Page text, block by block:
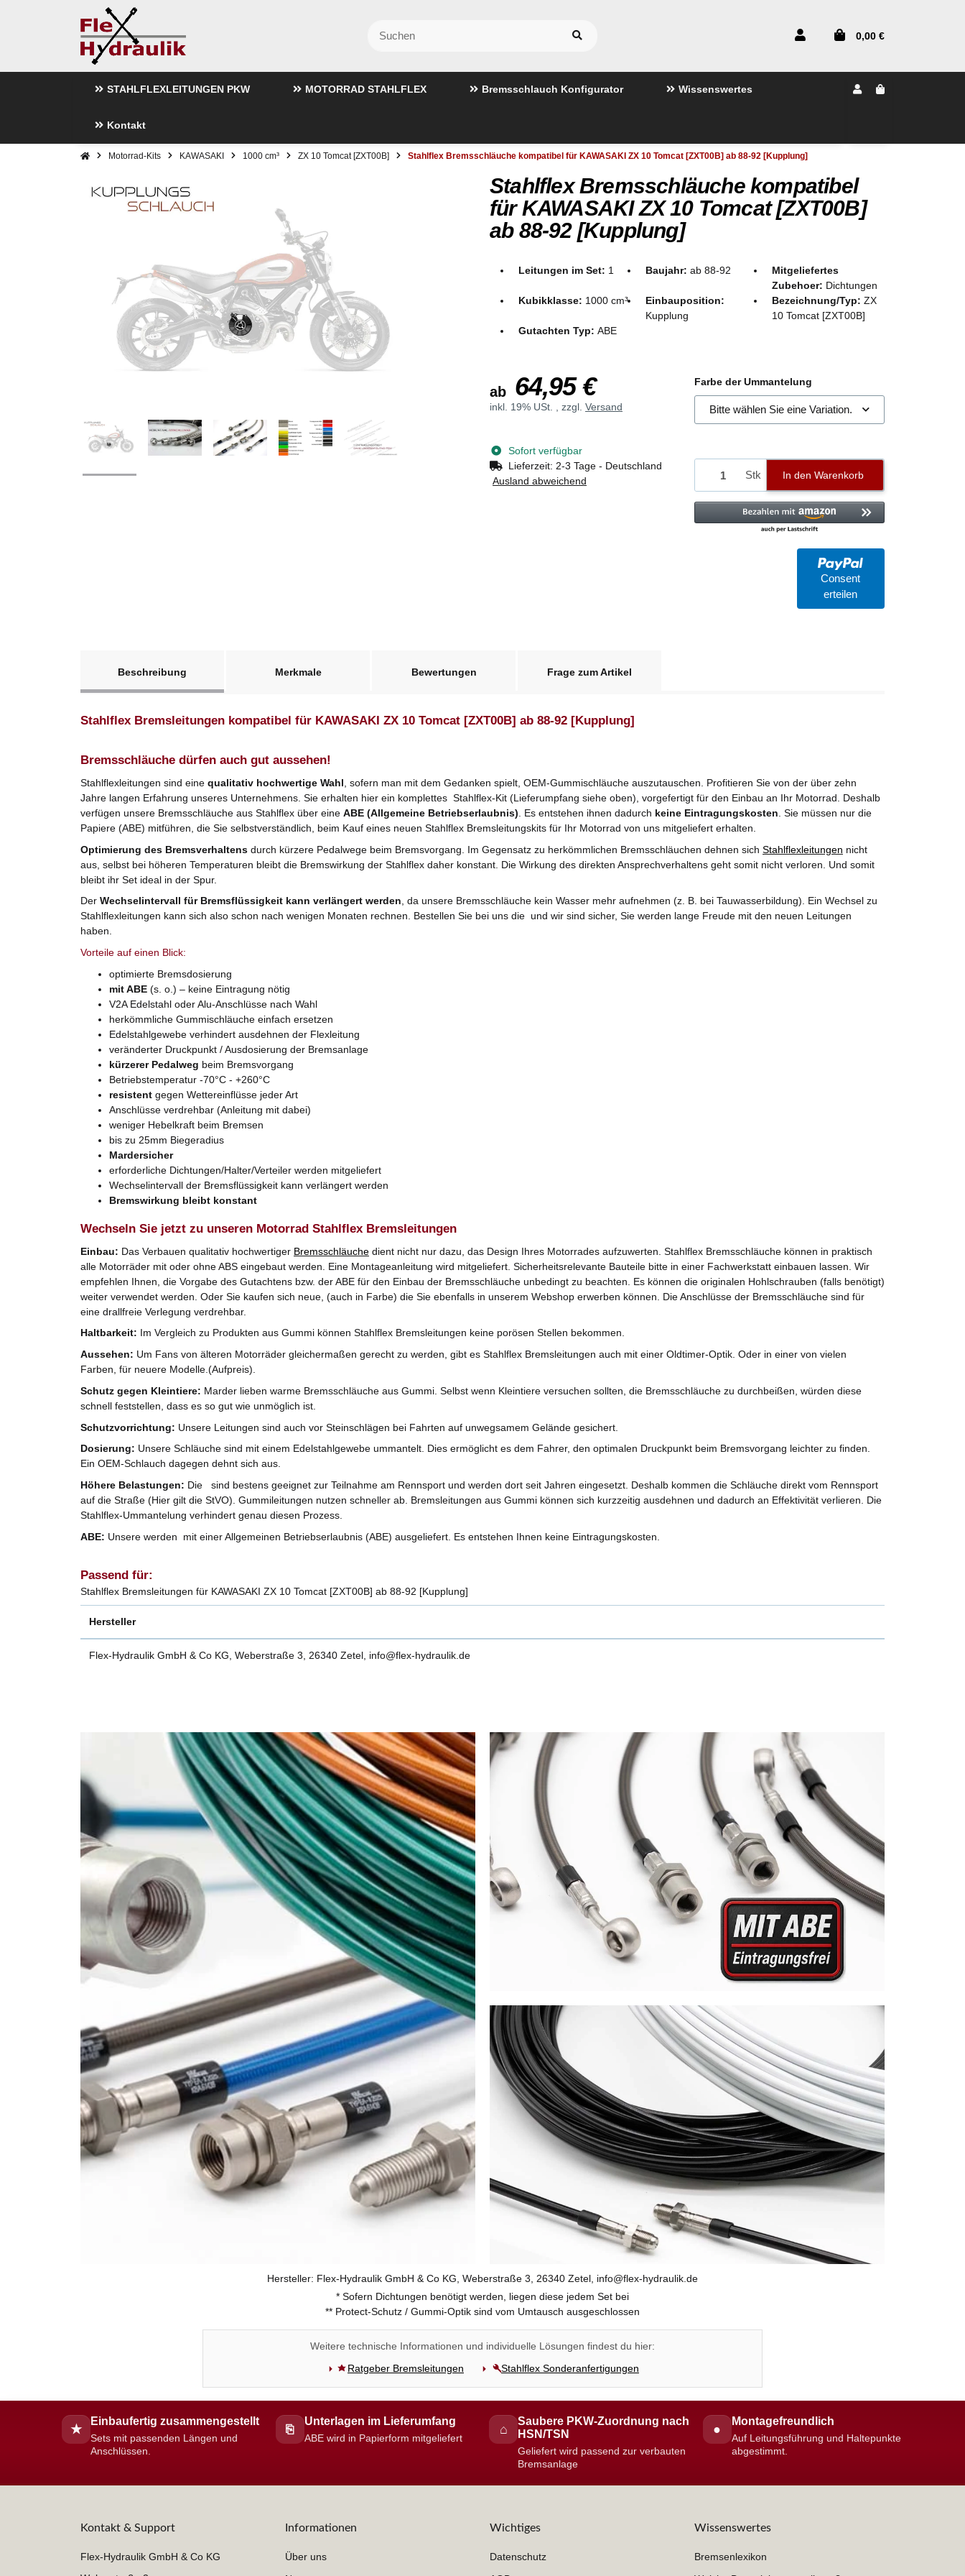
0,00 €
STAHLFLEXLEITUNGEN PKW MOTORRAD STAHLFLEX Bremsschlauch Konfigurator Wissenswertes
Kontakt
Motorrad-Kits KAWASAKI 1000 cm³ ZX 10 Tomcat [ZXT00B] Stahlflex Bremsschläuche kompatibel für KAWASAKI ZX 10 Tomcat [ZXT00B] ab 88-92 [Kupplung]
Stahlflex Bremsschläuche kompatibel
für KAWASAKI ZX 10 Tomcat [ZXT00B]
ab 88-92 [Kupplung]
Leitungen im Set: 1 Baujahr: ab 88-92
Mitgeliefertes
Zubehoer: Dichtungen
Kubikklasse: 1000 cm³
Einbauposition:
Kupplung
Bezeichnung/Typ:ZX
10 Tomcat [ZXT00B]
Gutachten Typ: ABE
ab 64,95 €
inkl. 19% USt. , zzgl. Versand
Sofort verfügbar
Lieferzeit: 2-3 Tage - Deutschland
Ausland abweichend
Farbe der Ummantelung
Bitte wählen Sie eine Variation.
Stk In den Warenkorb
Consent
erteilen
Beschreibung
Merkmale Bewertungen Frage zum Artikel
Stahlflex Bremsleitungen kompatibel für KAWASAKI ZX 10 Tomcat [ZXT00B] ab 88-92 [Kupplung]
Bremsschläuche dürfen auch gut aussehen!
Stahlflexleitungen sind eine qualitativ hochwertige Wahl , sofern man mit dem Gedanken spielt, OEM-Gummischläuche auszutauschen. Profitieren Sie von der über zehn
Jahre langen Erfahrung unseres Unternehmens. Sie erhalten hier ein komplettes Stahlflex-Kit (Lieferumpfang siehe oben), vorgefertigt für den Einbau an Ihr Motorrad. Deshalb
verfügen unsere Bremsschläuche aus Stahlflex über eine ABE (Allgemeine Betriebserlaubnis) . Es entstehen ihnen dadurch keine Eintragungskosten . Sie müssen nur die
Papiere (ABE) mitführen, die Sie selbstverständlich, beim Kauf eines neuen Stahlflex Bremsleitungskits für Ihr Motorrad von uns mitgeliefert erhalten.
Optimierung des Bremsverhaltens durch kürzere Pedalwege beim Bremsvorgang. Im Gegensatz zu herkömmlichen Bremsschläuchen dehnen sich Stahlflexleitungen nicht
aus, selbst bei höheren Temperaturen bleibt die Bremswirkung der Stahlflex daher konstant. Die Wirkung des direkten Ansprechverhaltens geht somit nicht verloren. Und somit
bleibt ihr Set ideal in der Spur.
Der Wechselintervall für Bremsflüssigkeit kann verlängert werden, da unsere Bremsschläuche kein Wasser mehr aufnehmen (z. B. bei Tauwasserbildung). Ein Wechsel zu
Stahlflexleitungen kann sich also schon nach wenigen Monaten rechnen. Bestellen Sie bei uns die und wir sind sicher, Sie werden lange Freude mit den neuen Leitungen
haben.
Vorteile auf einen Blick:
optimierte Bremsdosierung
mit ABE (s. o.) – keine Eintragung nötig
V2A Edelstahl oder Alu-Anschlüsse nach Wahl
herkömmliche Gummischläuche einfach ersetzen
Edelstahlgewebe verhindert ausdehnen der Flexleitung
veränderter Druckpunkt / Ausdosierung der Bremsanlage
kürzerer Pedalweg beim Bremsvorgang
Betriebstemperatur -70°C - +260°C
resistent gegen Wettereinflüsse jeder Art
Anschlüsse verdrehbar (Anleitung mit dabei)
weniger Hebelkraft beim Bremsen
bis zu 25mm Biegeradius
Mardersicher
erforderliche Dichtungen/Halter/Verteiler werden mitgeliefert
Wechselintervall der Bremsflüssigkeit kann verlängert werden
Bremswirkung bleibt konstant
Wechseln Sie jetzt zu unseren Motorrad Stahlflex Bremsleitungen
Einbau: Das Verbauen qualitativ hochwertiger Bremsschläuche dient nicht nur dazu, das Design Ihres Motorrades aufzuwerten. Stahlflex Bremsschläuche können in praktisch
alle Motorräder mit oder ohne ABS eingebaut werden. Eine Montageanleitung wird mitgeliefert. Sicherheitsrelevante Bauteile bitte in einer Fachwerkstatt einbauen lassen. Wir
empfehlen Ihnen, die Vorgabe des Gutachtens bzw. der ABE für den Einbau der Bremsschläuche unbedingt zu beachten. Es können die originalen Hohlschrauben (falls benötigt)
weiter verwendet werden. Oder Sie kaufen sich neue, (auch in Farbe) die Sie ebenfalls in unserem Webshop erwerben können. Die Anschlüsse der Bremsschläuche sind für
eine drallfreie Verlegung verdrehbar.
Haltbarkeit: Im Vergleich zu Produkten aus Gummi können Stahlflex Bremsleitungen keine porösen Stellen bekommen.
Aussehen: Um Fans von älteren Motorräder gleichermaßen gerecht zu werden, gibt es Stahlflex Bremsleitungen auch mit einer Oldtimer-Optik. Oder in einer von vielen
Farben, für neuere Modelle.(Aufpreis).
Schutz gegen Kleintiere: Marder lieben warme Bremsschläuche aus Gummi. Selbst wenn Kleintiere versuchen sollten, die Bremsschläuche zu durchbeißen, würden diese
schnell feststellen, dass es so gut wie unmöglich ist.
Schutzvorrichtung: Unsere Leitungen sind auch vor Steinschlägen bei Fahrten auf unwegsamem Gelände gesichert.
Dosierung: Unsere Schläuche sind mit einem Edelstahlgewebe ummantelt. Dies ermöglicht es dem Fahrer, den optimalen Druckpunkt beim Bremsvorgang leichter zu finden.
Ein OEM-Schlauch dagegen dehnt sich aus.
Höhere Belastungen: Die sind bestens geeignet zur Teilnahme am Rennsport und werden dort seit Jahren eingesetzt. Deshalb kommen die Schläuche direkt vom Rennsport
auf die Straße (Hier gilt die StVO). Gummileitungen nutzen schneller ab. Bremsleitungen aus Gummi können sich kurzzeitig ausdehnen und dadurch an Effektivität verlieren. Die
Stahlflex-Ummantelung verhindert genau diesen Prozess.
ABE: Unsere werden mit einer Allgemeinen Betriebserlaubnis (ABE) ausgeliefert. Es entstehen Ihnen keine Eintragungskosten.
Passend für:
Stahlflex Bremsleitungen für KAWASAKI ZX 10 Tomcat [ZXT00B] ab 88-92 [Kupplung]
Hersteller
Flex-Hydraulik GmbH & Co KG, Weberstraße 3, 26340 Zetel, info@flex-hydraulik.de
Hersteller: Flex-Hydraulik GmbH & Co KG, Weberstraße 3, 26340 Zetel, info@flex-hydraulik.de
* Sofern Dichtungen benötigt werden, liegen diese jedem Set bei
** Protect-Schutz / Gummi-Optik sind vom Umtausch ausgeschlossen
Weitere technische Informationen und individuelle Lösungen findest du hier:
Ratgeber Bremsleitungen
Stahlflex Sonderanfertigungen
★
Einbaufertig zusammengestellt
Sets mit passenden Längen und
Anschlüssen.
⎘
Unterlagen im Lieferumfang
ABE wird in Papierform mitgeliefert
⌂
Saubere PKW-Zuordnung nach
HSN/TSN
Geliefert wird passend zur verbauten
Bremsanlage
●
Montagefreundlich
Auf Leitungsführung und Haltepunkte
abgestimmt.
Kontakt & Support
Flex-Hydraulik GmbH & Co KG
Informationen
Über uns
Wichtiges
Datenschutz
Wissenswertes
Bremsenlexikon